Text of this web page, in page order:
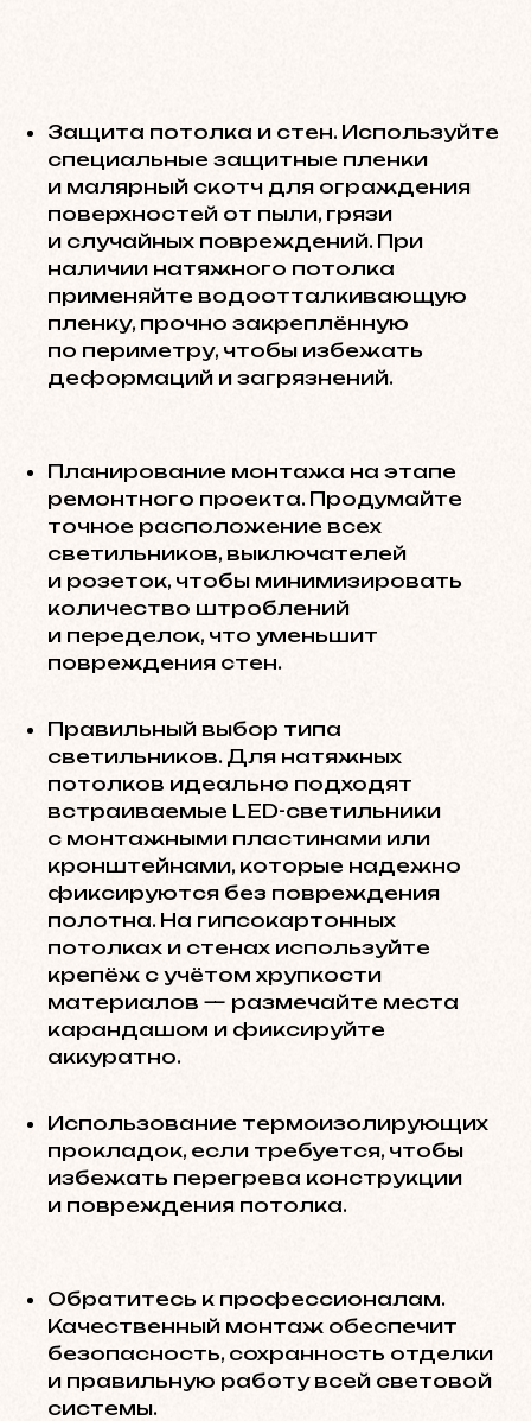
Защита потолка и стен. Используйте
специальные защитные пленки
и малярный скотч для ограждения
поверхностей от пыли, грязи
и случайных повреждений. При
наличии натяжного потолка
применяйте водоотталкивающую
пленку, прочно закреплённую
по периметру, чтобы избежать
деформаций и загрязнений.
Планирование монтажа на этапе
ремонтного проекта. Продумайте
точное расположение всех
светильников, выключателей
и розеток, чтобы минимизировать
количество штроблений
и переделок, что уменьшит
повреждения стен.
Правильный выбор типа
светильников. Для натяжных
потолков идеально подходят
встраиваемые LED-светильники
с монтажными пластинами или
кронштейнами, которые надежно
фиксируются без повреждения
полотна. На гипсокартонных
потолках и стенах используйте
крепёж с учётом хрупкости
материалов — размечайте места
карандашом и фиксируйте
аккуратно.
Использование термоизолирующих
прокладок, если требуется, чтобы
избежать перегрева конструкции
и повреждения потолка.
Обратитесь к профессионалам.
Качественный монтаж обеспечит
безопасность, сохранность отделки
и правильную работу всей световой
системы.